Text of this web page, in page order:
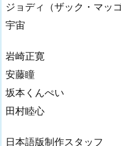
ジョディ（ザック・マッ
宇宙
岩崎正寛
安藤瞳
坂本くんぺい
田村睦心
日本語版制作スタッフ